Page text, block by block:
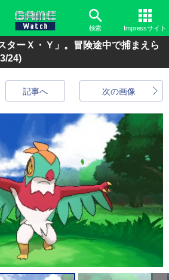
検索 Impressサイト
ターＸ・Ｙ」。冒険途中で捕まえら
24)
次の画像
記事へ